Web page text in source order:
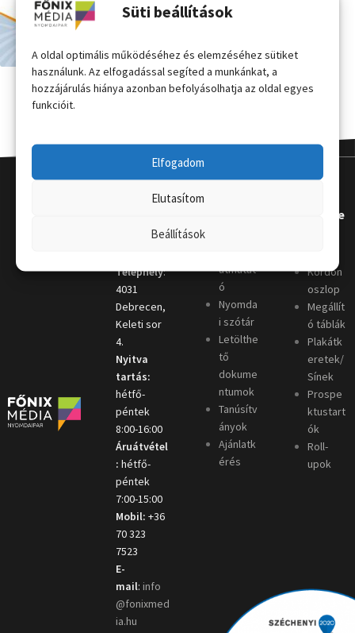
Süti beállítások
A oldal optimális működéséhez és elemzéséhez sütiket
használunk. Az elfogadással segíted a munkánkat, a
hozzájárulás hiánya azonban befolyásolhatja az oldal egyes
funkcióit.
Elfogadom
Elutasítom
Beállítások
Telephely:
4031
Debrecen,
Keleti sor
4.
Nyitva
tartás:
hétfő-
péntek
8:00-16:00
Áruátvétel
: hétfő-
péntek
7:00-15:00
Mobil: +36
70 323
7523
E-
mail: info
@fonixmed
ia.hu
útmutat
ó
Nyomda
i szótár
Letölthe
tő
dokume
ntumok
Tanúsítv
ányok
Ajánlatk
érés
Terméke
Kordon
oszlop
Megállít
ó táblák
Plakátk
eretek/
Sínek
Prospe
ktustart
ók
Roll-
upok